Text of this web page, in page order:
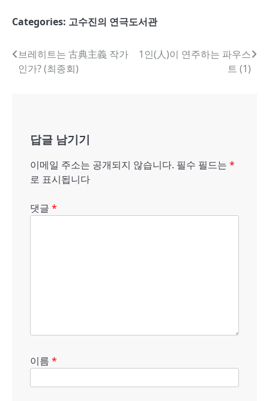
Categories: 고수진의 연극도서관
글
내
브레히트는 古典主義 작가
인가? (최종회)
1인(人)이 연주하는 파우스
트 (1)
답글 남기기
이메일 주소는 공개되지 않습니다. 필수 필드는 *
로 표시됩니다
댓글 *
이름 *